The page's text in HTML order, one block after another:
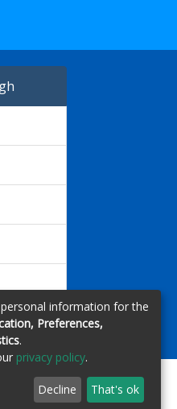
information for the
Preferences,
.
privacy policy.
Decline That's ok